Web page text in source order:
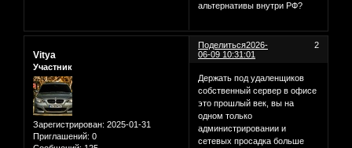
альтернативы внутри РФ?
Поделиться 2
2026-
06-09 10:31:01
Vitya
Участник
Зарегистрирован: 2025-01-31
Приглашений: 0
Держать под удаленщиков
собственный сервер в офисе
это прошлый век, вы на
одном только
администрировании и
сетевых просадка больше